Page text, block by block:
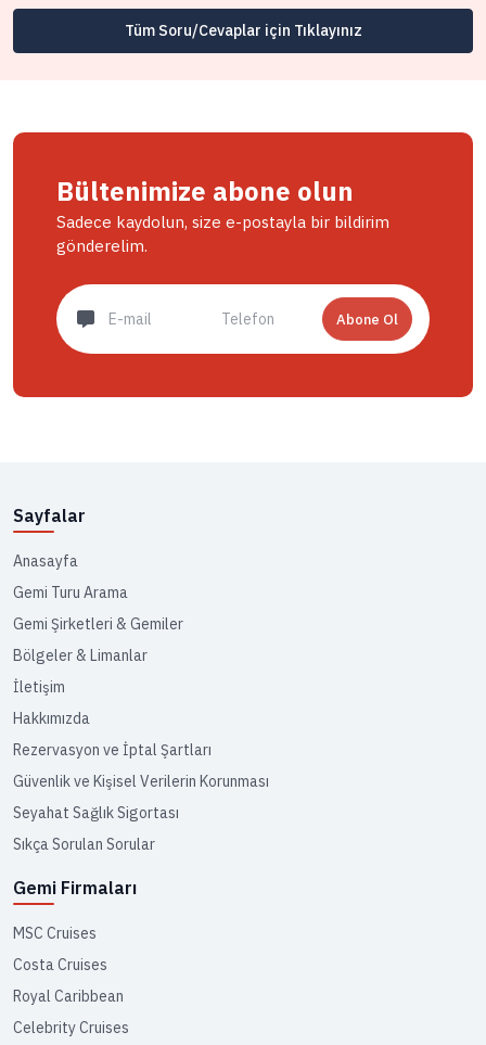
Tüm Soru/Cevaplar için Tıklayınız
Bültenimize abone olun
Sadece kaydolun, size e-postayla bir bildirim
gönderelim.
Abone Ol
Sayfalar
Anasayfa
Gemi Turu Arama
Gemi Şirketleri & Gemiler
Bölgeler & Limanlar
İletişim
Hakkımızda
Rezervasyon ve İptal Şartları
Güvenlik ve Kişisel Verilerin Korunması
Seyahat Sağlık Sigortası
Sıkça Sorulan Sorular
Gemi Firmaları
MSC Cruises
Costa Cruises
Royal Caribbean
Celebrity Cruises